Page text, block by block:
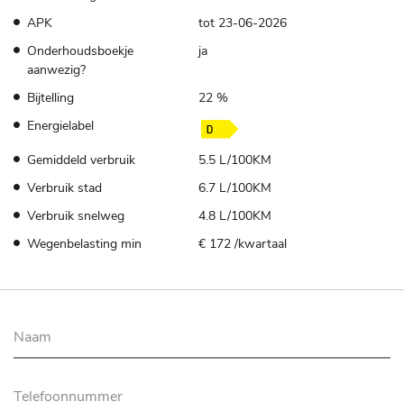
APK
tot 23-06-2026
Onderhoudsboekje
aanwezig?
ja
Bijtelling
22 %
Energielabel
Gemiddeld verbruik
5.5 L/100KM
Verbruik stad
6.7 L/100KM
Verbruik snelweg
4.8 L/100KM
Wegenbelasting min
€ 172 /kwartaal